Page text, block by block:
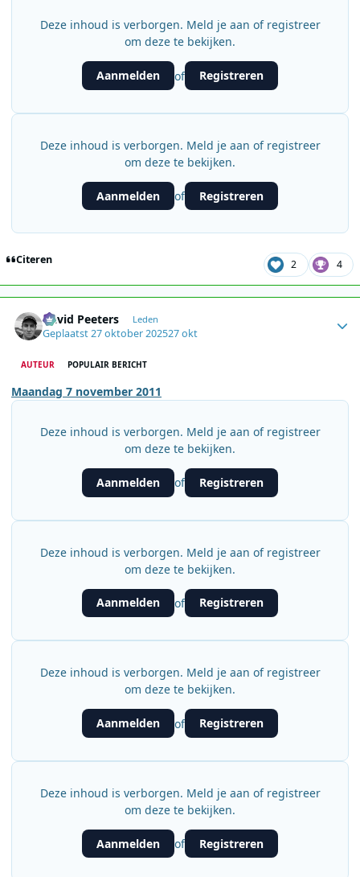
Deze inhoud is verborgen. Meld je aan of registreer
om deze te bekijken.
Aanmelden of Registreren
Deze inhoud is verborgen. Meld je aan of registreer
om deze te bekijken.
Aanmelden of Registreren
Citeren 2 4
David Peeters Leden
Geplaatst27 oktober 202527 okt
AUTEUR POPULAIR BERICHT
Maandag 7 november 2011
Deze inhoud is verborgen. Meld je aan of registreer
om deze te bekijken.
Aanmelden of Registreren
Deze inhoud is verborgen. Meld je aan of registreer
om deze te bekijken.
Aanmelden of Registreren
Deze inhoud is verborgen. Meld je aan of registreer
om deze te bekijken.
Aanmelden of Registreren
Deze inhoud is verborgen. Meld je aan of registreer
om deze te bekijken.
Aanmelden of Registreren